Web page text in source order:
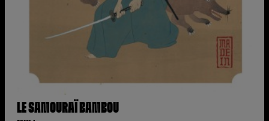
LE SAMOURAÏ BAMBOU